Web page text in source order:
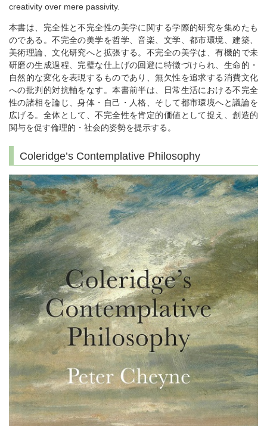
creativity over mere passivity.
本書は、完全性と不完全性の美学に関する学際的研究を集めたも
のである。不完全の美学を哲学、音楽、文学、都市環境、建築、
美術理論、文化研究へと拡張する。不完全の美学は、有機的で未
研磨の生成過程、完璧な仕上げの回避に特徴づけられ、生命的・
自然的な変化を表現するものであり、無欠性を追求する消費文化
への批判的対抗軸をなす。本書前半は、日常生活における不完全
性の諸相を論じ、身体・自己・人格、そして都市環境へと議論を
広げる。全体として、不完全性を肯定的価値として捉え、創造的
関与を促す倫理的・社会的姿勢を提示する。
Coleridge’s Contemplative Philosophy